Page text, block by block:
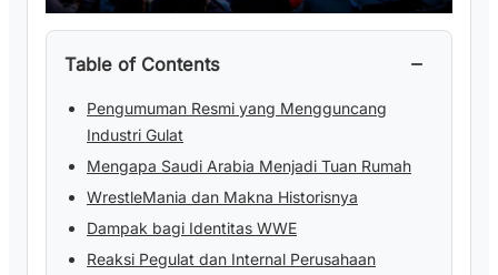
Table of Contents −
Pengumuman Resmi yang Mengguncang
Industri Gulat
Mengapa Saudi Arabia Menjadi Tuan Rumah
WrestleMania dan Makna Historisnya
Dampak bagi Identitas WWE
Reaksi Pegulat dan Internal Perusahaan